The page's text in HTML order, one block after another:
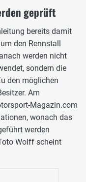
geprüft
bereits damit
den Rennstall
werden nicht
sondern die
den möglichen
Am
Magazin.com
wonach das
werden
Wolff scheint